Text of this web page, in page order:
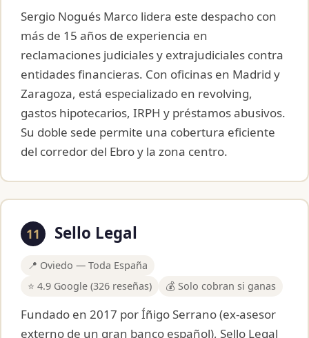
Sergio Nogués Marco lidera este despacho con
más de 15 años de experiencia en
reclamaciones judiciales y extrajudiciales contra
entidades financieras. Con oficinas en Madrid y
Zaragoza, está especializado en revolving,
gastos hipotecarios, IRPH y préstamos abusivos.
Su doble sede permite una cobertura eficiente
del corredor del Ebro y la zona centro.
11 Sello Legal
📍 Oviedo — Toda España
⭐ 4.9 Google (326 reseñas)
💰 Solo cobran si ganas
Fundado en 2017 por Íñigo Serrano (ex-asesor
externo de un gran banco español), Sello Legal